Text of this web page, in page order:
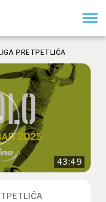
PRETPETLIĆA
43:49